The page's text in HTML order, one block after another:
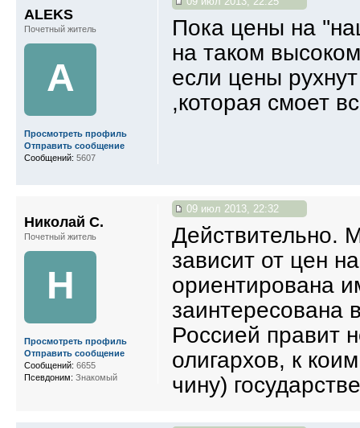
Пока цены на
на таком
если цены
,которая смоет
ALEKS
Почетный житель
A
Просмотреть профиль
Отправить сообщение
Сообщений: 5607
09 июл 2013, 22:32
Действительно.
зависит от цен
ориентирована
заинтересована
Россией правит
олигархов, к
чину)
Николай С.
Почетный житель
Н
Просмотреть профиль
Отправить сообщение
Сообщений: 6655
Псевдоним: Знакомый